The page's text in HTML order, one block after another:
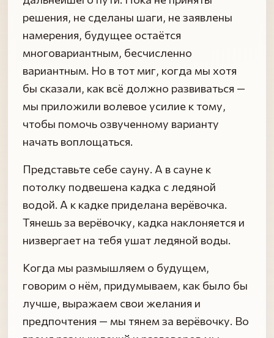
решения, не сделаны шаги, не заявлены
намерения, будущее остаётся
многовариантным, бесчисленно
вариантным. Но в тот миг, когда мы хотя
бы сказали, как всё должно развиваться —
мы приложили волевое усилие к тому,
чтобы помочь озвученному варианту
начать воплощаться.
Представьте себе сауну. А в сауне к
потолку подвешена кадка с ледяной
водой. А к кадке приделана верёвочка.
Тянешь за верёвочку, кадка наклоняется и
низвергает на тебя ушат ледяной воды.
Когда мы размышляем о будущем,
говорим о нём, придумываем, как было бы
лучше, выражаем свои желания и
предпочтения — мы тянем за верёвочку. Во